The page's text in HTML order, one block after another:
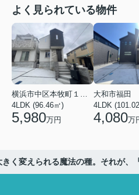
よく見られている物件
横浜市中区本牧町１丁目
4LDK (96.46㎡)
5,980万円
大和市福田
4LDK
4,080万
く変えられる魔法の種。それが、